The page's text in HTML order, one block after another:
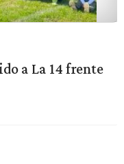
a La 14 frente